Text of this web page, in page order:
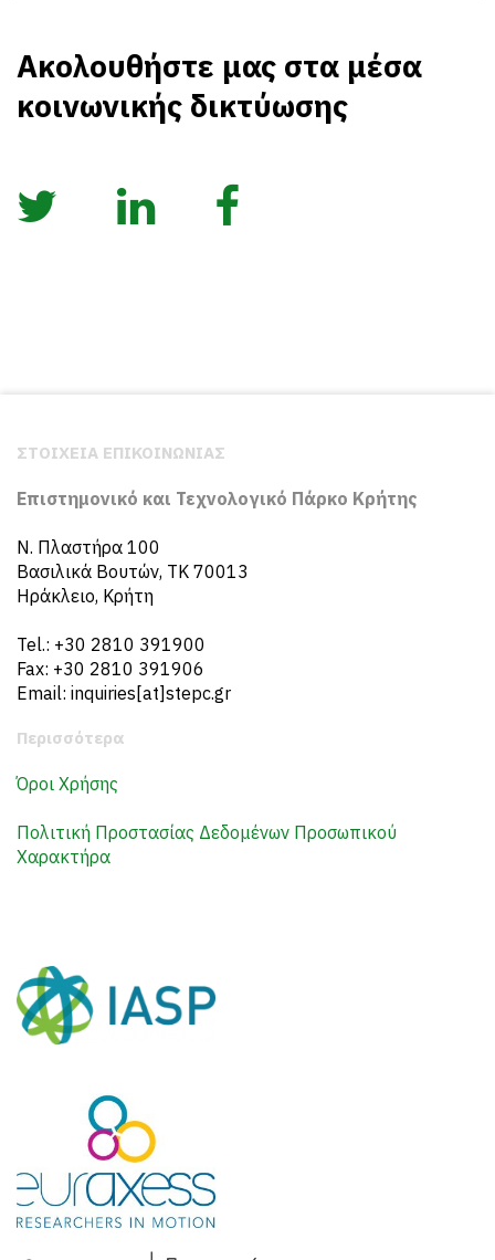
Ακολουθήστε μας στα μέσα
κοινωνικής δικτύωσης
ΣΤΟΙΧΕΙΑ ΕΠΙΚΟΙΝΩΝΙΑΣ
Επιστημονικό και Τεχνολογικό Πάρκο Κρήτης
N. Πλαστήρα 100
Βασιλικά Βουτών, ΤΚ 70013
Ηράκλειο, Κρήτη
Tel.: +30 2810 391900
Fax: +30 2810 391906
Email: inquiries[at]stepc.gr
Περισσότερα
Όροι Χρήσης
Πολιτική Προστασίας Δεδομένων Προσωπικού
Χαρακτήρα